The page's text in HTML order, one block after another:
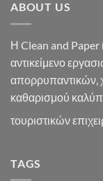
ABOUT US
Η Clean and Paper
αντικείμενο
απορρυπαντικών,
καθαρισμού
τουριστικών
TAGS